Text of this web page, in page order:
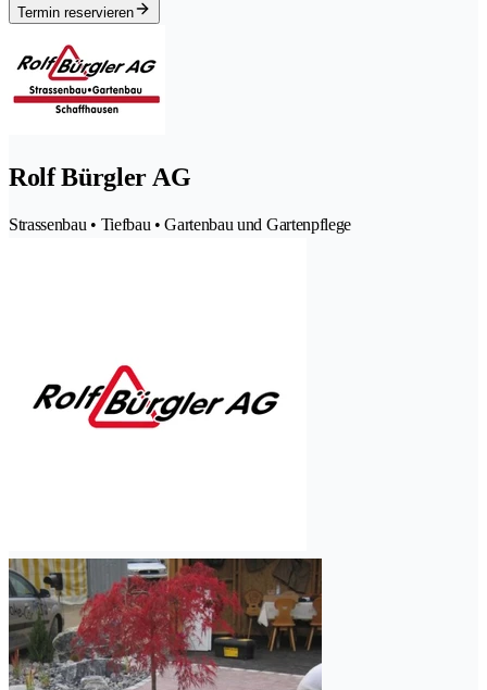
Termin reservieren
Rolf Bürgler AG
Strassenbau • Tiefbau • Gartenbau und Gartenpflege